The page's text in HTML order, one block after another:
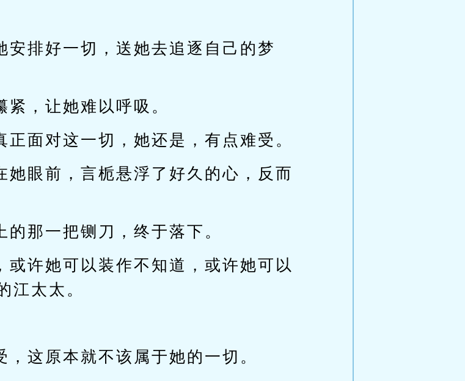
安排好一切，送她去追逐自己的梦
，让她难以呼吸。
面对这一切，她还是，有点难受。
她眼前，言栀悬浮了好久的心，反而
那一把铡刀，终于落下。
或许她可以装作不知道，或许她可以
江太太。
这原本就不该属于她的一切。